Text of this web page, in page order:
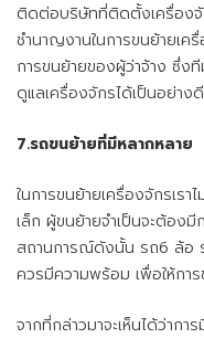
ติดต่อบริษัทที่ติดตั้งเครื่อง
ชำนาญงานในการขนย้ายเค
การขนย้ายของผู้ว่าจ้าง ซึ่ง
ดูแลเครื่องจักรได้เป็นอย่างดี
7.รถขนย้ายที่มีหลากหลาย
ในการขนย้ายเครื่องจักรเร
เล็ก ผู้ขนย้ายจำเป็นจะต้อง
สถานการณ์ดังนั้น รถ6 ล้อ
ควรมีความพร้อม เพื่อให้กา
จากที่กล่าวมาจะเห็นได้ว่าก